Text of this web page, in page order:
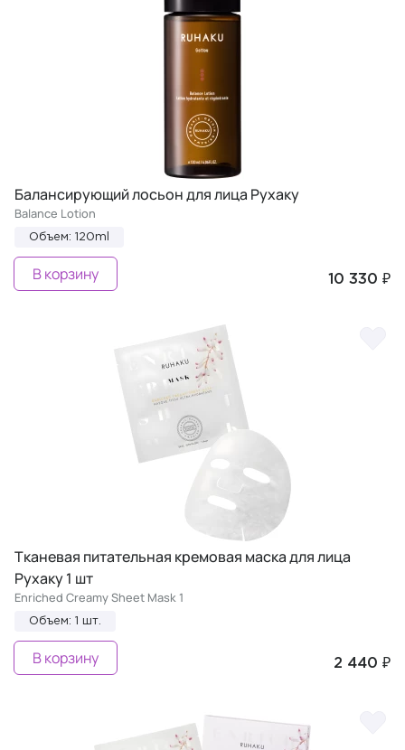
Балансирующий лосьон для лица Рухаку
Balance Lotion
Объем: 120ml
10 330 ₽
В корзину
Тканевая питательная кремовая маска для лица
Рухаку 1 шт
Enriched Creamy Sheet Mask 1
Объем: 1 шт.
2 440 ₽
В корзину